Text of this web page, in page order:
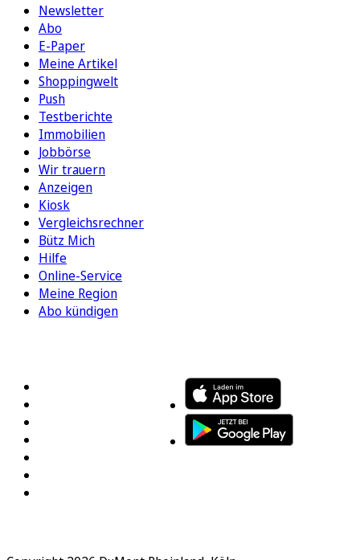
Newsletter
Abo
E-Paper
Meine Artikel
Shoppingwelt
Push
Testberichte
Immobilien
Jobbörse
Wir trauern
Anzeigen
Kiosk
Vergleichsrechner
Bütz Mich
Hilfe
Online-Service
Meine Region
Abo kündigen